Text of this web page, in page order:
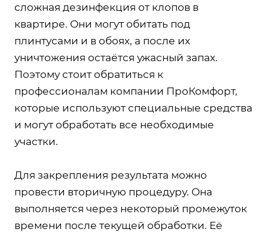
сложная дезинфекция от клопов в
квартире. Они могут обитать под
плинтусами и в обоях, а после их
уничтожения остаётся ужасный запах.
Поэтому стоит обратиться к
профессионалам компании ПроКомфорт,
которые используют специальные средства
и могут обработать все необходимые
участки.
Для закрепления результата можно
провести вторичную процедуру. Она
выполняется через некоторый промежуток
времени после текущей обработки. Её